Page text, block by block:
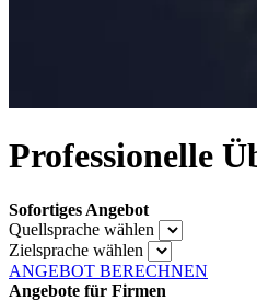
Professionelle
Sofortiges Angebot
Quellsprache wählen
Zielsprache wählen
ANGEBOT BERECHNEN
Angebote für Firmen